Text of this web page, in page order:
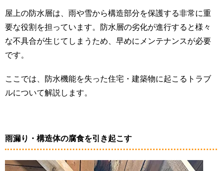
屋上の防水層は、雨や雪から構造部分を保護する非常に重
要な役割を担っています。防水層の劣化が進行すると様々
な不具合が生じてしまうため、早めにメンテナンスが必要
です。
ここでは、防水機能を失った住宅・建築物に起こるトラブ
ルについて解説します。
雨漏り・構造体の腐食を引き起こす